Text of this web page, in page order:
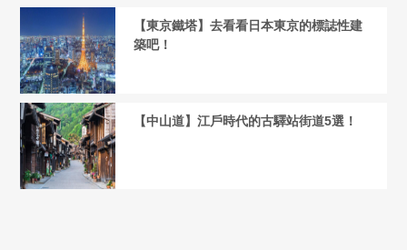
【東京鐵塔】去看看日本東京的標誌性建
築吧！
【中山道】江戶時代的古驛站街道5選！